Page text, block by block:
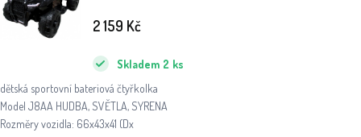
děti hudební
dětská sportovní bateriová čtyřkolka
Model J8AA HUDBA, SVĚTLA, SYRENA
Rozměry vozidla: 66x43x41 (Dx
Skladem 2 ks
2 159 Kč